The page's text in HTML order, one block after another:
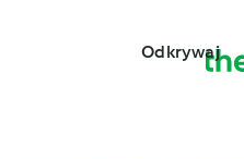
Odkrywaj